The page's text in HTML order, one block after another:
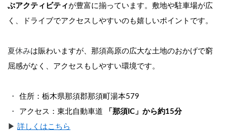
ぶアクティビティ が豊富に揃っています。敷地や駐車場が広
く、ドライブでアクセスしやすいのも嬉しいポイントです。
夏休みは賑わいますが、那須高原の広大な土地のおかげで窮
屈感がなく、アクセスもしやすい環境です。
住所：栃木県那須郡那須町湯本579
アクセス：東北自動車道
「那須IC」から約15分
▶︎ 詳しくはこちら